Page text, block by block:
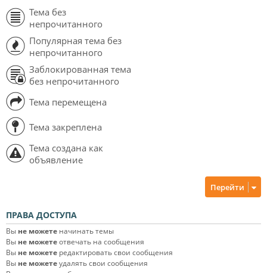
Тема без
непрочитанного
Популярная тема без
непрочитанного
Заблокированная тема
без непрочитанного
Тема перемещена
Тема закреплена
Тема создана как
объявление
Перейти
ПРАВА ДОСТУПА
Вы не можете начинать темы
Вы не можетеотвечать на сообщения
Вы не можете редактировать свои сообщения
Вы не можетеудалять свои сообщения